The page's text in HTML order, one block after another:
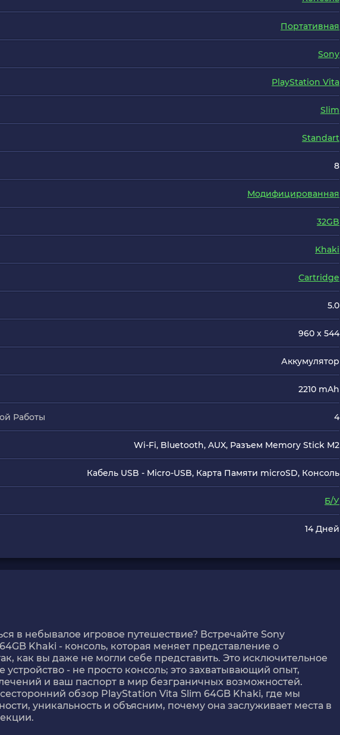
Портативная
Sony
PlayStation Vita
Slim
Standart
8
Модифицированная
32GB
Khaki
Cartridge
5.0
960 x 544
Аккумулятор
2210 mAh
Работы 4
Wi-Fi, Bluetooth, AUX, Разъем Memory Stick M2
Кабель USB - Micro-USB, Карта Памяти microSD, Консоль
Б/У
14 Дней
в небывалое игровое путешествие? Встречайте Sony
Khaki - консоль, которая меняет представление о
как вы даже не могли себе представить. Это исключительное
устройство - не просто консоль; это захватывающий опыт,
и ваш паспорт в мир безграничных возможностей.
обзор PlayStation Vita Slim 64GB Khaki, где мы
уникальность и объясним, почему она заслуживает места в